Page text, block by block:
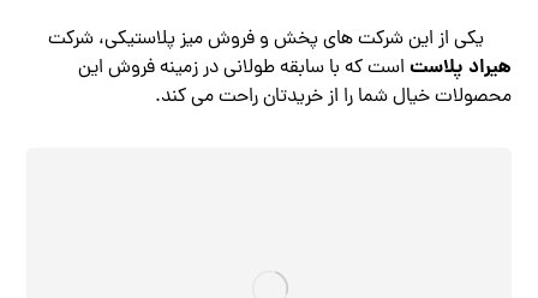
یکی از این شرکت های پخش و فروش میز پلاستیکی، شرکت
هیراد پلاست است که با سابقه طولانی در زمینه فروش این
محصولات خیال شما را از خریدتان راحت می کند.